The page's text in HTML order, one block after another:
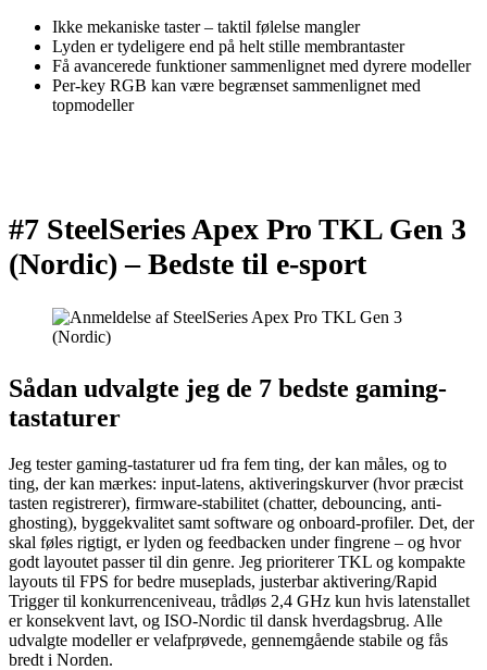
Ikke mekaniske taster – taktil følelse mangler
Lyden er tydeligere end på helt stille membrantaster
Få avancerede funktioner sammenlignet med dyrere modeller
Per-key RGB kan være begrænset sammenlignet med
topmodeller
#7 SteelSeries Apex Pro TKL Gen 3
(Nordic) –Bedste til e-sport
Sådan udvalgte jeg de 7 bedste gaming-
tastaturer
Jeg tester gaming-tastaturer ud fra fem ting, der kan måles, og to
ting, der kan mærkes: input-latens, aktiveringskurver (hvor præcist
tasten registrerer), firmware-stabilitet (chatter, debouncing, anti-
ghosting), byggekvalitet samt software og onboard-profiler. Det, der
skal føles rigtigt, er lyden og feedbacken under fingrene – og hvor
godt layoutet passer til din genre. Jeg prioriterer TKL og kompakte
layouts til FPS for bedre museplads, justerbar aktivering/Rapid
Trigger til konkurrenceniveau, trådløs 2,4 GHz kun hvis latenstallet
er konsekvent lavt, og ISO-Nordic til dansk hverdagsbrug. Alle
udvalgte modeller er velafprøvede, gennemgående stabile og fås
bredt i Norden.